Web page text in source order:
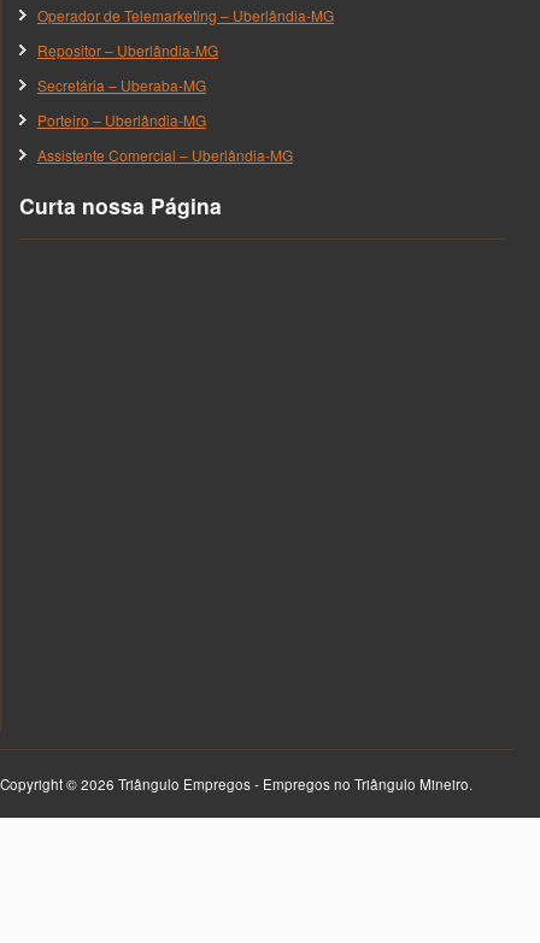
Operador de Telemarketing – Uberlândia-MG
Repositor – Uberlândia-MG
Secretária – Uberaba-MG
Porteiro – Uberlândia-MG
Assistente Comercial – Uberlândia-MG
Curta nossa Página
Copyright © 2026 Triângulo Empregos - Empregos no Triângulo Mineiro.